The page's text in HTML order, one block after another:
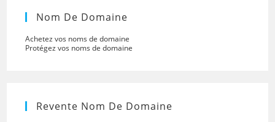
Nom De Domaine
Achetez vos noms de domaine
Protégez vos noms de domaine
Revente Nom De Domaine